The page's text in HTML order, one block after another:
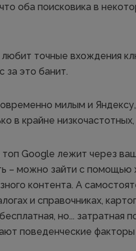
оба поисковика в
точные вхождения
за это банит.
милым и
в крайне
топ Google лежит через
– можно зайти с помощью
контента. А
и справочниках,
но... затратная
поведенческие